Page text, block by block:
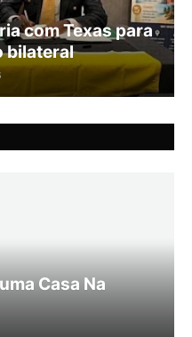
com Texas para
bilateral
Casa Na